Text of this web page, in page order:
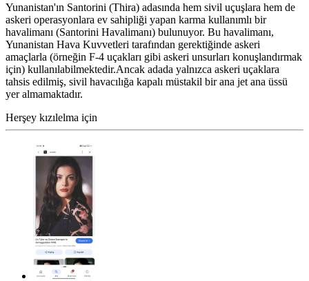
Yunanistan'ın Santorini (Thira) adasında hem sivil uçuşlara hem de
askeri operasyonlara ev sahipliği yapan karma kullanımlı bir
havalimanı (Santorini Havalimanı) bulunuyor. Bu havalimanı,
Yunanistan Hava Kuvvetleri tarafından gerektiğinde askeri
amaçlarla (örneğin F-4 uçakları gibi askeri unsurları konuşlandırmak
için) kullanılabilmektedir.Ancak adada yalnızca askeri uçaklara
tahsis edilmiş, sivil havacılığa kapalı müstakil bir ana jet ana üssü
yer almamaktadır.
Herşey kızılelma için